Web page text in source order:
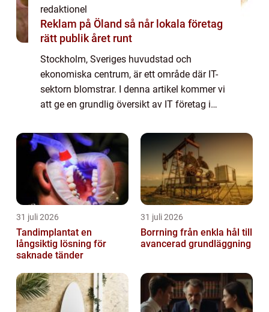
redaktionel
Reklam på Öland så når lokala företag
rätt publik året runt
Stockholm, Sveriges huvudstad och
ekonomiska centrum, är ett område där IT-
sektorn blomstrar. I denna artikel kommer vi
att ge en grundlig översikt av IT företag i
presentation av de olika typerna av företag,
kvanti...
31 juli 2026
Tandimplantat en
långsiktig lösning för
saknade tänder
31 juli 2026
Borrning från enkla hål till
avancerad grundläggning